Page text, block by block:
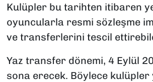
Kulüpler bu tarihten itibaren
oyuncularla resmi sözleşme
ve transferlerini tescil
Yaz transfer dönemi, 4 Eylül
sona erecek. Böylece kulüpler